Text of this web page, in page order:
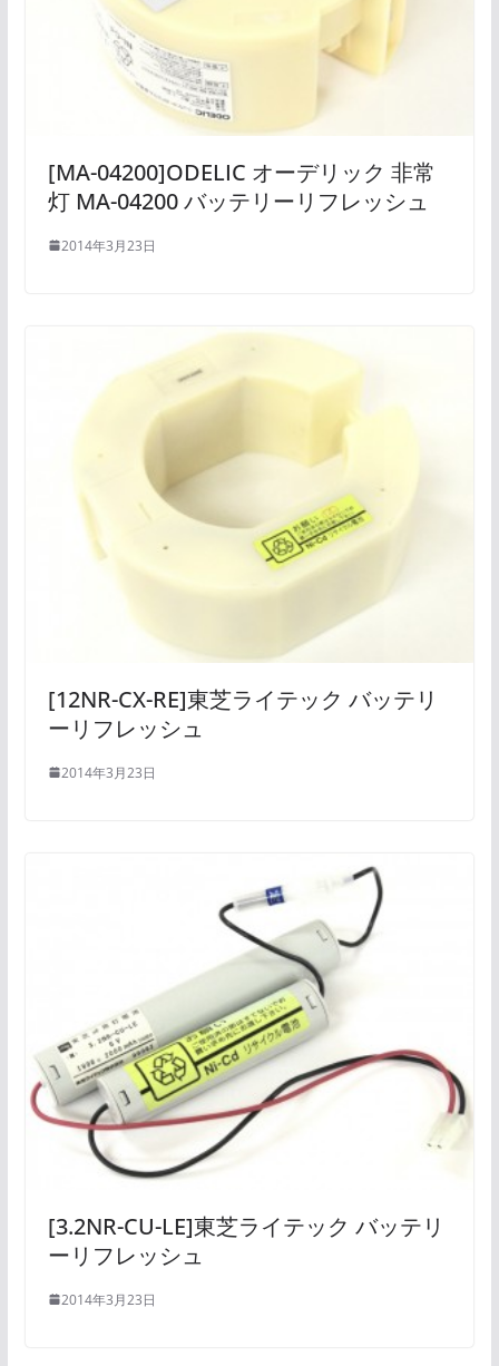
[MA-04200]ODELIC オーデリック 非常
灯 MA-04200 バッテリーリフレッシュ
2014年3月23日
[12NR-CX-RE]東芝ライテック バッテリ
ーリフレッシュ
2014年3月23日
[3.2NR-CU-LE]東芝ライテック バッテリ
ーリフレッシュ
2014年3月23日